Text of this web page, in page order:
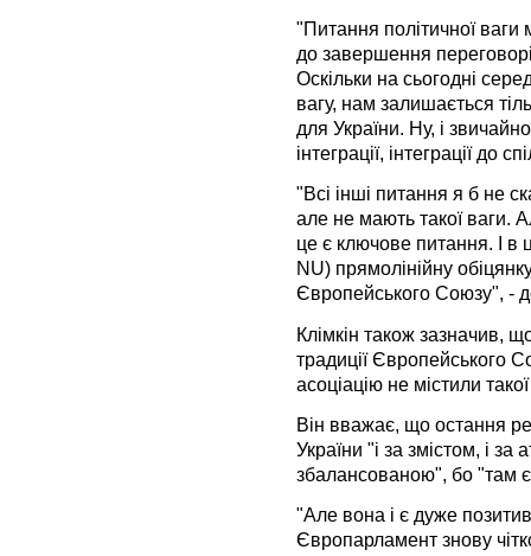
"Питання політичної
до завершення
Оскільки на сьогодні
вагу, нам залишається
для України. Ну, і
інтеграції, інтеграції до
"Всі інші питання я б не
але не мають такої ваги.
це є ключове питання. І в
NU) прямолінійну
Європейського Союзу", -
Клімкін також зазначив,
традиції Європейського
асоціацію не містили
Він вважає, що остання
України "і за змістом, і
збалансованою", бо "там є
"Але вона і є дуже
Європарламент знову